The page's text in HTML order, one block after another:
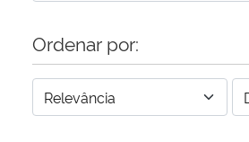
Ordenar por: